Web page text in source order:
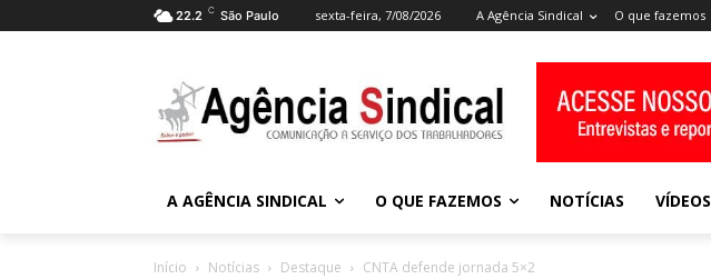
22.2 C São Paulo sexta-feira, 7/08/2026 A Agência Sindical O que fazemos
A AGÊNCIA SINDICAL O QUE FAZEMOS NOTÍCIAS VÍDEOS
Início Notícias Destaque CNTA defende jornada 5×2